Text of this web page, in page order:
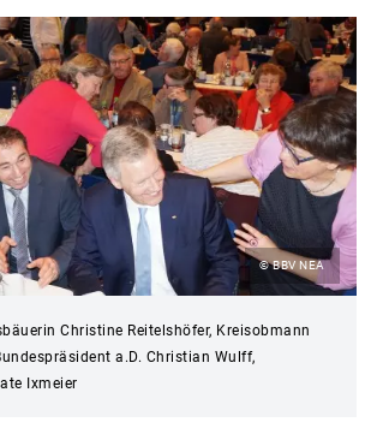
© BBV NEA
Christine Reitelshöfer, Kreisobmann
a.D. Christian Wulff,
Ixmeier